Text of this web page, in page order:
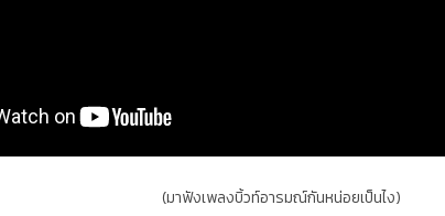
(มาฟังเพลงบิ้วท์อารมณ์กันหน่อยเป็นไง)